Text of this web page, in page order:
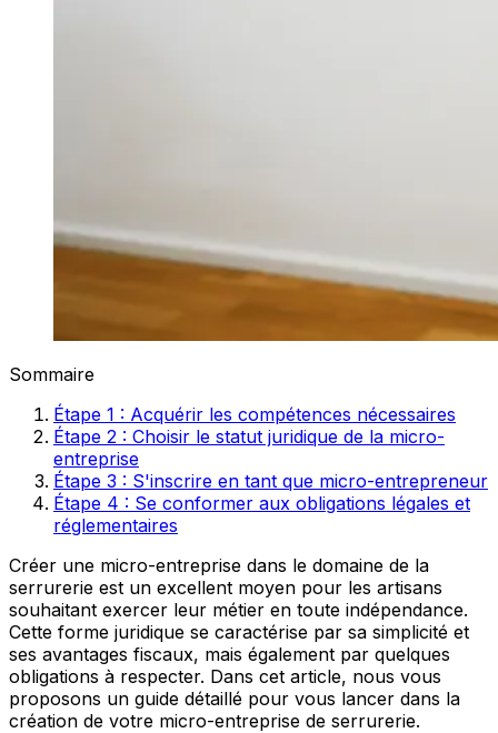
Sommaire
Étape 1 : Acquérir les compétences nécessaires
Étape 2 : Choisir le statut juridique de la micro-
entreprise
Étape 3 : S'inscrire en tant que micro-entrepreneur
Étape 4 : Se conformer aux obligations légales et
réglementaires
Créer une micro-entreprise dans le domaine de la
serrurerie est un excellent moyen pour les artisans
souhaitant exercer leur métier en toute indépendance.
Cette forme juridique se caractérise par sa simplicité et
ses avantages fiscaux, mais également par quelques
obligations à respecter. Dans cet article, nous vous
proposons un guide détaillé pour vous lancer dans la
création de votre micro-entreprise de serrurerie.